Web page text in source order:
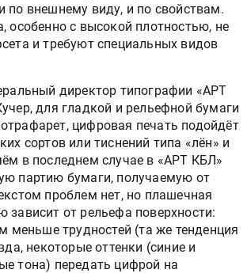
по внешнему виду, и по свойствам.
особенно с высокой плотностью, не
и требуют специальных видов
директор типографии «АРТ
для гладкой и рельефной бумаги
цифровая печать подойдёт
сортов или тиснений типа «лён» и
в последнем случае в «АРТ КБЛ»
партию бумаги, получаемую от
проблем нет, но плашечная
зависит от рельефа поверхности:
меньше трудностей (та же тенденция
некоторые оттенки (синие и
тона) передать цифрой на